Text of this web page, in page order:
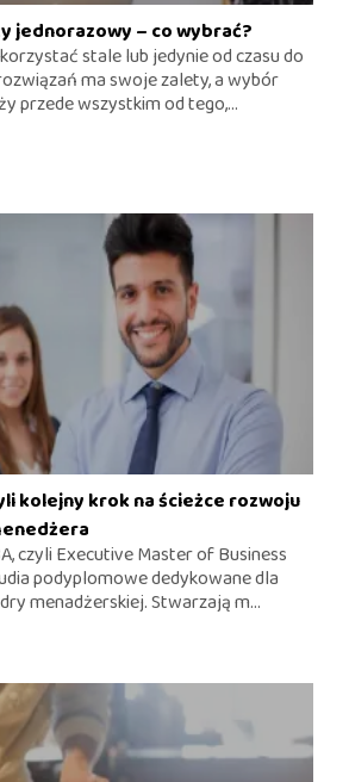
jednorazowy – co wybrać?
stale lub jedynie od czasu do
ma swoje zalety, a wybór
przede wszystkim od tego,...
kolejny krok na ścieżce rozwoju
czyli Executive Master of Business
podyplomowe dedykowane dla
menadżerskiej. Stwarzają m...